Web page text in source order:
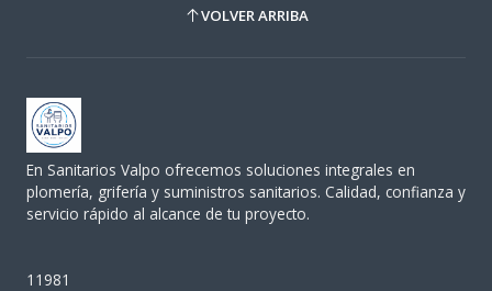
VOLVER ARRIBA
En Sanitarios Valpo ofrecemos soluciones integrales en
plomería, grifería y suministros sanitarios. Calidad, confianza y
servicio rápido al alcance de tu proyecto.
11981